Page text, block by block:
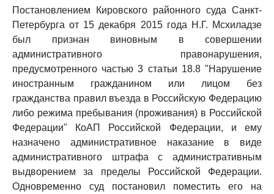
Постановлением Кировского районного суда Санкт-
Петербурга от 15 декабря 2015 года Н.Г. Мсхиладзе
был признан виновным в совершении
административного правонарушения,
предусмотренного частью 3 статьи 18.8 "Нарушение
иностранным гражданином или лицом без
гражданства правил въезда в Российскую Федерацию
либо режима пребывания (проживания) в Российской
Федерации" КоАП Российской Федерации, и ему
назначено административное наказание в виде
административного штрафа с административным
выдворением за пределы Российской Федерации.
Одновременно суд постановил поместить его на